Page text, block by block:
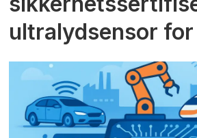
ultralydsensor